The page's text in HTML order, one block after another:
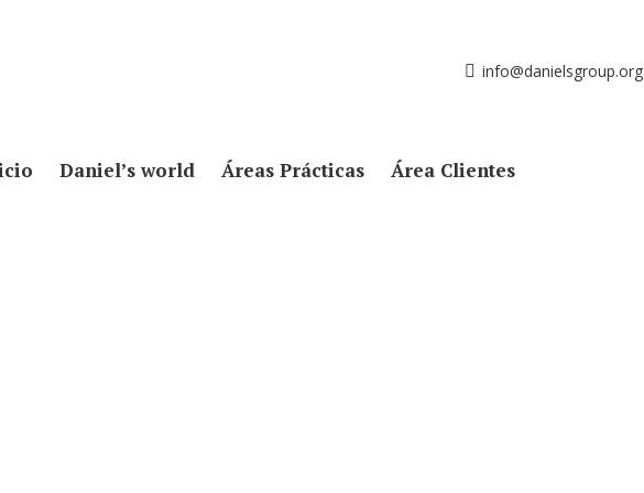
info@danielsgroup.org
Daniel’s world Áreas Prácticas Área Clientes